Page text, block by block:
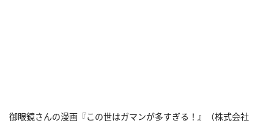
御眼鏡さんの漫画『この世はガマンが多すぎる！』（株式会社